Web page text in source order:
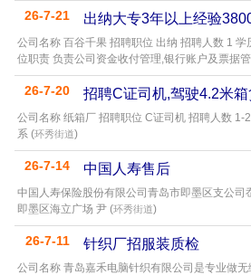
26-7-21 出纳大专3年以上经验
公司名称 百谷千果 招聘职位 出纳 招聘人数 1
位职责 负责公司资金收付管理,银行账户及票据
26-7-20 招聘C证司机,驾驶4.2米箱
公司名称 纸箱厂 招聘职位 C证司机 招聘人数
系 (环秀街道)
26-7-14 中国人寿售后
中国人寿保险股份有限公司青岛市即墨区支公
即墨区海立广场 尹 (环秀街道)
26-7-11 针织厂招服装质检
公司名称 青岛嘉禾电脑针织有限公司是专业做